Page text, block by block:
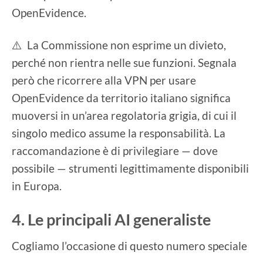
OpenEvidence.
⚠️ La Commissione non esprime un divieto,
perché non rientra nelle sue funzioni. Segnala
però che ricorrere alla VPN per usare
OpenEvidence da territorio italiano significa
muoversi in un’area regolatoria grigia, di cui il
singolo medico assume la responsabilità. La
raccomandazione è di privilegiare — dove
possibile — strumenti legittimamente disponibili
in Europa.
4. Le principali AI generaliste
Cogliamo l’occasione di questo numero speciale